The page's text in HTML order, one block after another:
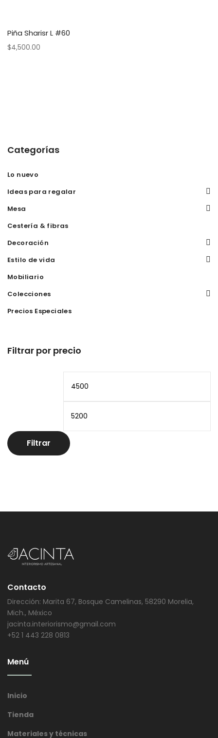
Piña Sharisr L #60
$4,500.00
Categorías
Lo nuevo
Ideas para regalar
Mesa
Cestería & fibras
Decoración
Estilo de vida
Mobiliario
Colecciones
Precios Especiales
Filtrar por precio
Filtrar
Contacto
Dirección: Marita 67, Bosque Camelinas, 58290 Morelia,
Mich., México
jacinta.interiorismo@gmail.com
+52 1 443 228 0813
Menú
Inicio
Tienda
Materiales y técnicas